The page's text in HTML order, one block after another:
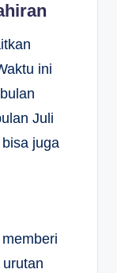
ini
Juli
juga